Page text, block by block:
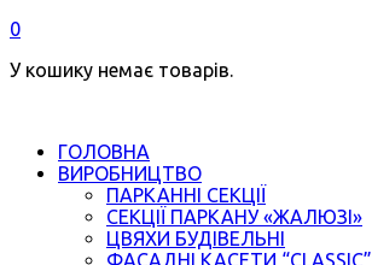
0
У кошику немає товарів.
ГОЛОВНА
ВИРОБНИЦТВО
ПАРКАННІ СЕКЦІЇ
СЕКЦІЇ ПАРКАНУ «ЖАЛЮЗІ»
ЦВЯХИ БУДІВЕЛЬНІ
ФАСАДНІ КАСЕТИ “CLASSIC”